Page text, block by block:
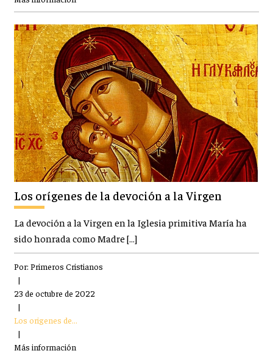
Los orígenes de la devoción a la Virgen
La devoción a la Virgen en la Iglesia primitiva María ha
sido honrada como Madre […]
Por: Primeros Cristianos
|
23 de octubre de 2022
|
Los origenes de...
|
Más información